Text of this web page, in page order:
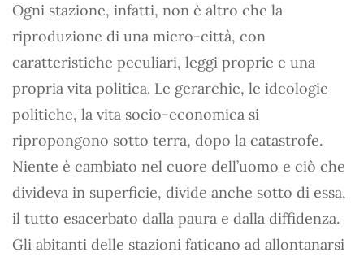
Ogni stazione, infatti, non è altro che la
riproduzione di una micro-città, con
caratteristiche peculiari, leggi proprie e una
propria vita politica. Le gerarchie, le ideologie
politiche, la vita socio-economica si
ripropongono sotto terra, dopo la catastrofe.
Niente è cambiato nel cuore dell’uomo e ciò che
divideva in superficie, divide anche sotto di essa,
il tutto esacerbato dalla paura e dalla diffidenza.
Gli abitanti delle stazioni faticano ad allontanarsi